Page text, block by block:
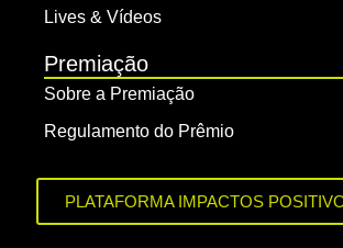
Lives & Vídeos
Premiação
Sobre a Premiação
Regulamento do Prêmio
PLATAFORMA IMPACTOS